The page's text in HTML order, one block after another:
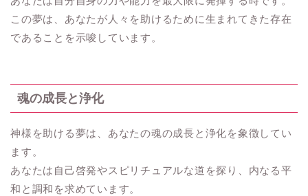
この夢は、あなたが人々を助けるために生まれてきた存在
であることを示唆しています。
魂の成長と浄化
神様を助ける夢は、あなたの魂の成長と浄化を象徴してい
ます。
あなたは自己啓発やスピリチュアルな道を探り、内なる平
和と調和を求めています。